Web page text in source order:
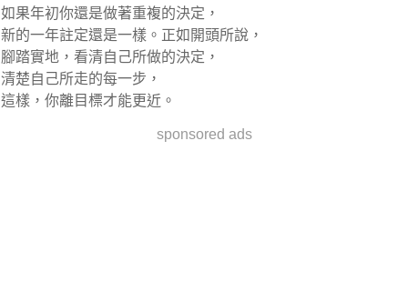
如果年初你還是做著重複的決定，
新的一年註定還是一樣。正如開頭所說，
腳踏實地，看清自己所做的決定，
清楚自己所走的每一步，
這樣，你離目標才能更近。
sponsored ads